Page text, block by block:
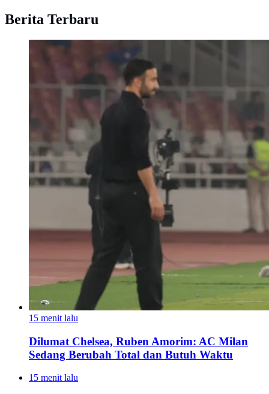
Berita Terbaru
15 menit lalu
Dilumat Chelsea, Ruben Amorim: AC Milan
Sedang Berubah Total dan Butuh Waktu
15 menit lalu